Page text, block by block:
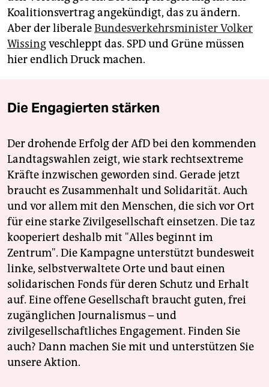
Koalitionsvertrag angekündigt, das zu ändern.
Aber der liberaleBundesverkehrsminister Volker
Wissingveschleppt das. SPD und Grüne müssen
hier endlich Druck machen.
Die Engagierten stärken
Der drohende Erfolg der AfD bei den kommenden
Landtagswahlen zeigt, wie stark rechtsextreme
Kräfte inzwischen geworden sind. Gerade jetzt
braucht es Zusammenhalt und Solidarität. Auch
und vor allem mit den Menschen, die sich vor Ort
für eine starke Zivilgesellschaft einsetzen. Die taz
kooperiert deshalb mit "Alles beginnt im
Zentrum". Die Kampagne unterstützt bundesweit
linke, selbstverwaltete Orte und baut einen
solidarischen Fonds für deren Schutz und Erhalt
auf. Eine offene Gesellschaft braucht guten, frei
zugänglichen Journalismus – und
zivilgesellschaftliches Engagement. Finden Sie
auch? Dann machen Sie mit und unterstützen Sie
unsere Aktion.